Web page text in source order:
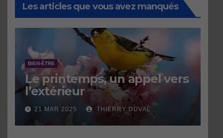
Les articles que vous avez manqués
BIEN-ÊTRE
Le printemps, un appel vers
l’extérieur
21 MAR 2025 THIERRY DUVAL